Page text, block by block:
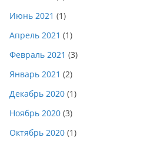
Июнь 2021 (1)
Апрель 2021 (1)
Февраль 2021 (3)
Январь 2021 (2)
Декабрь 2020 (1)
Ноябрь 2020 (3)
Октябрь 2020 (1)